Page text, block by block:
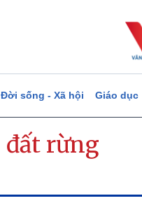
Đời sống - Xã hội Giáo dục
đất rừng